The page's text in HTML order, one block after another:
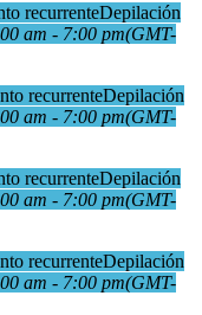
recurrenteDepilación
am - 7:00 pm(GMT-
recurrenteDepilación
am - 7:00 pm(GMT-
recurrenteDepilación
am - 7:00 pm(GMT-
recurrenteDepilación
am - 7:00 pm(GMT-